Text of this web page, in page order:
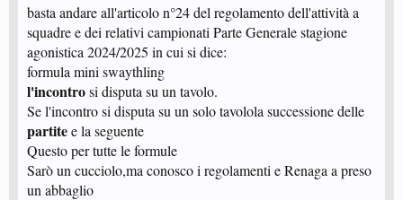
individuale edal capitano in una gara a squadre.
4.4.2.3. - La richiesta di time-out, che può essere fatta solo a gioco fermo
deve essere segnalata con una “T” fatta con le mani dal richiedente.
basta andare all'articolo n°24 del regolamento dell'attività a
squadre e dei relativi campionati Parte Generale stagione
agonistica 2024/2025 in cui si dice:
formula mini swaythling
l'incontrosi disputa su un tavolo.
Se l'incontro si disputa su un solo tavolola successione delle
partitee la seguente
Questo per tutte le formule
Sarò un cucciolo,ma conosco i regolamenti e Renaga a preso
un abbaglio